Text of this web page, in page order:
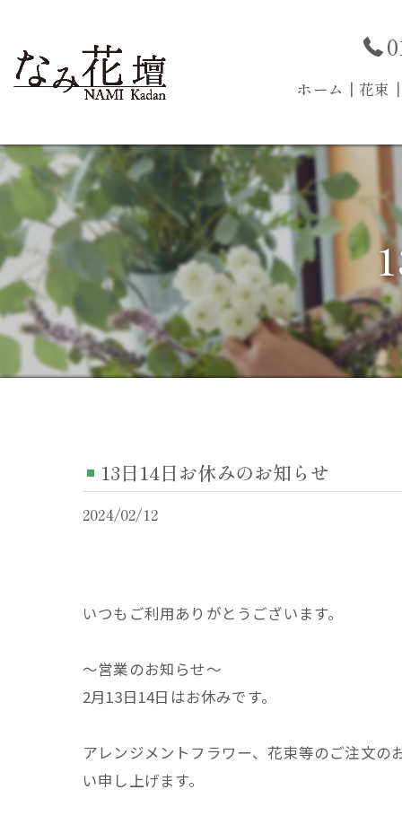
ホーム ┃花束┃
13日14日お休みのお知らせ
2024/02/12
いつもご利用ありがとうございます。
〜営業のお知らせ〜
2月13日14日はお休みです。
アレンジメントフラワー、花束等のご注文の
い申し上げます。